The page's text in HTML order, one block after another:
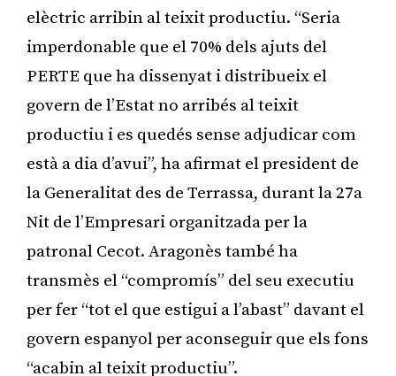
elèctric arribin al teixit productiu. “Seria
imperdonable que el 70% dels ajuts del
PERTE que ha dissenyat i distribueix el
govern de l’Estat no arribés al teixit
productiu i es quedés sense adjudicar com
està a dia d’avui”, ha afirmat el president de
la Generalitat des de Terrassa, durant la 27a
Nit de l’Empresari organitzada per la
patronal Cecot. Aragonès també ha
transmès el “compromís” del seu executiu
per fer “tot el que estigui a l’abast” davant el
govern espanyol per aconseguir que els fons
“acabin al teixit productiu”.